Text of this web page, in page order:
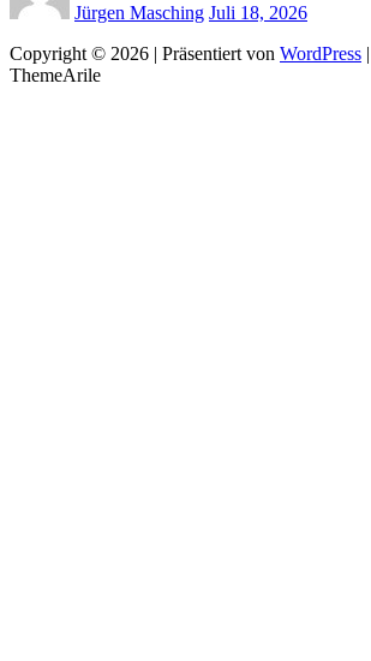
Jürgen Masching Juli 18, 2026
Copyright © 2026 | Präsentiert von WordPress |
ThemeArile